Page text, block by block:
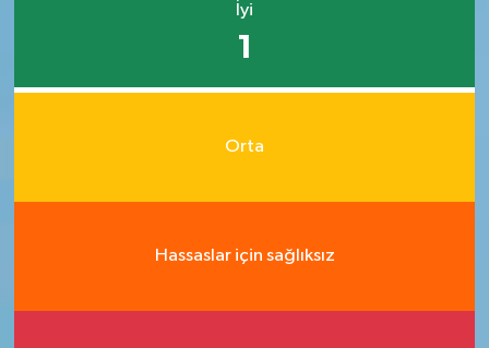
İyi
1
Orta
Hassaslar için sağlıksız